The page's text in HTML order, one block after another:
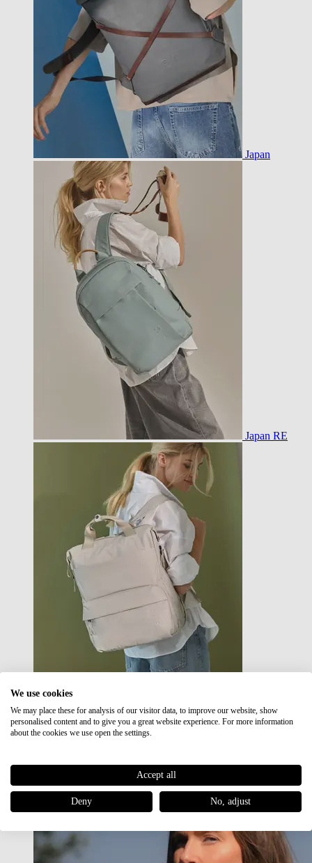
Japan
Japan RE
Japan RE lite
Sale
We use cookies
We may place these for analysis of our visitor data, to improve our website, show
personalised content and to give you a great website experience. For more information
about the cookies we use open the settings.
Accept all
Deny No, adjust